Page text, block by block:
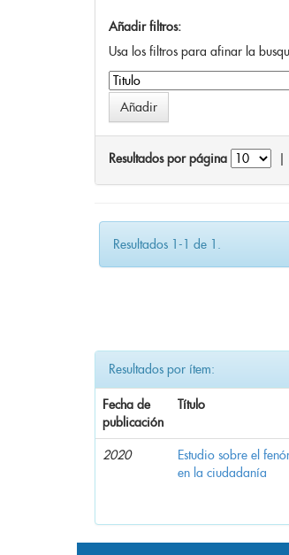
Añadir filtros:
Usa los filtros para afinar la
Resultados por página
Resultados 1-1 de 1.
Resultados por ítem:
Fecha de
publicación
Título
2020
Estudio sobre el
en la ciudadanía